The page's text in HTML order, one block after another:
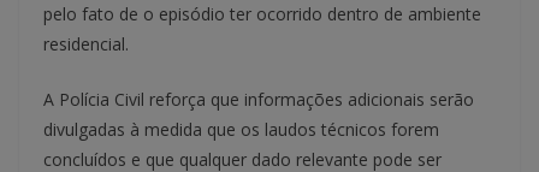
pelo fato de o episódio ter ocorrido dentro de ambiente
residencial.
A Polícia Civil reforça que informações adicionais serão
divulgadas à medida que os laudos técnicos forem
concluídos e que qualquer dado relevante pode ser